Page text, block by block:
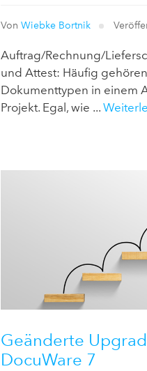
VonWiebke Bortnik
Auftrag/Rechnung/
und Attest: Häufig
Dokumenttypen in einem
Projekt. Egal, wie ...
Geänderte
DocuWare 7